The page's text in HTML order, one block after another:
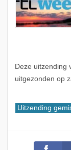
Deze uitzending
uitgezonden op
Uitzending